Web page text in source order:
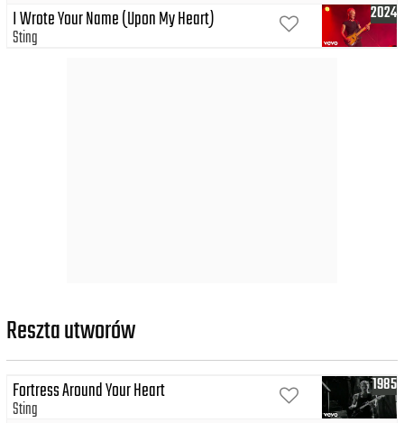
2024
I Wrote Your Name (Upon My Heart)
Sting
Reszta utworów
1985
Fortress Around Your Heart
Sting